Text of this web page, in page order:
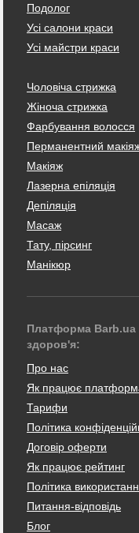
Подолог
Усі салони краси
Усі майстри краси
Чоловіча стрижка
Жіноча стрижка
Фарбування волосся
Перманентний
Макіяж
Лазерна епіляція
Депіляція
Масаж
Тату, пірсинг
Манікюр
Платформа Barb.ua
здоров'я:
Про нас
Як працює
Тарифи
Політика
Договір оферти
Як працює рейтинг
Політика
Питання-відповідь
Блог